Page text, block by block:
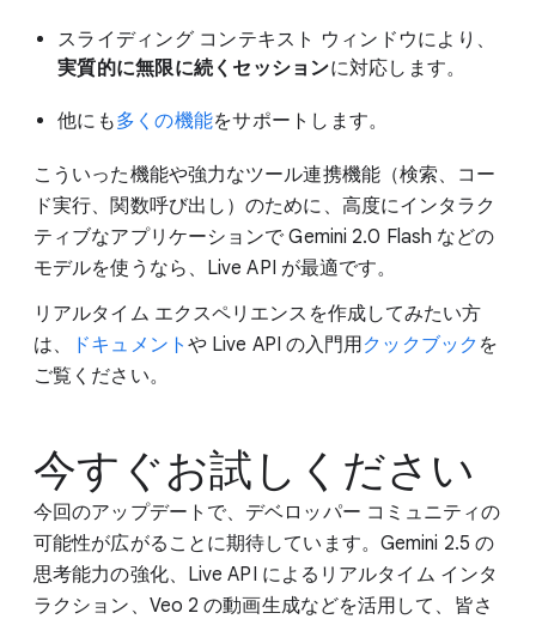
スライディング コンテキスト ウィンドウにより、
実質的に無限に続くセッションに対応します。
他にも多くの機能をサポートします。
こういった機能や強力なツール連携機能（検索、コー
ド実行、関数呼び出し）のために、高度にインタラク
ティブなアプリケーションで Gemini 2.0 Flash などの
モデルを使うなら、Live API が最適です。
リアルタイム エクスペリエンスを作成してみたい方
は、
ドキュメント や Live API の入門用クックブック を
ご覧ください。
今すぐお試しください
今回のアップデートで、デベロッパー コミュニティの
可能性が広がることに期待しています。Gemini 2.5 の
思考能力の強化、Live API によるリアルタイム インタ
ラクション、Veo 2 の動画生成などを活用して、皆さ